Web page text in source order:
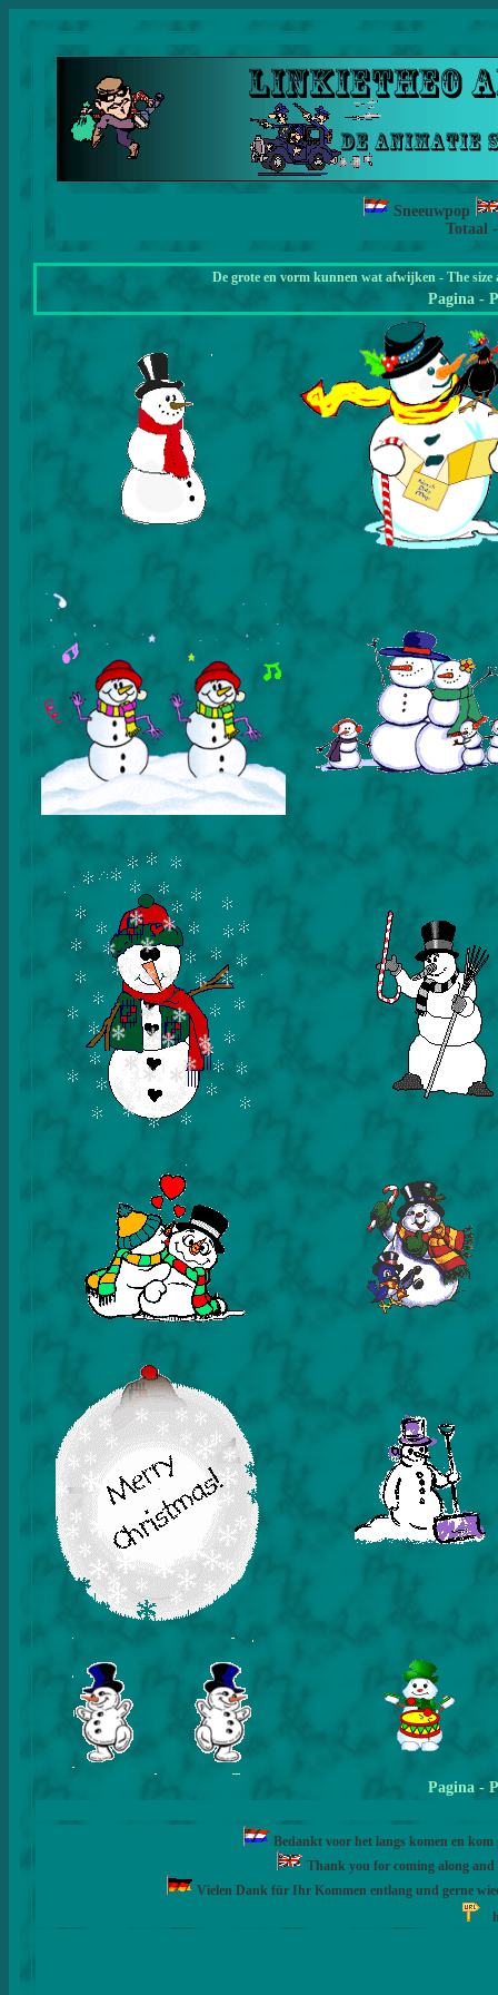
Sneeuwpop
Totaal
De grote en vorm kunnen wat afwijken - The
Pagina -
Pagina -
Bedankt voor het langs komen en
Thank you for coming along and
Vielen Dank für Ihr Kommen entlang und gerne